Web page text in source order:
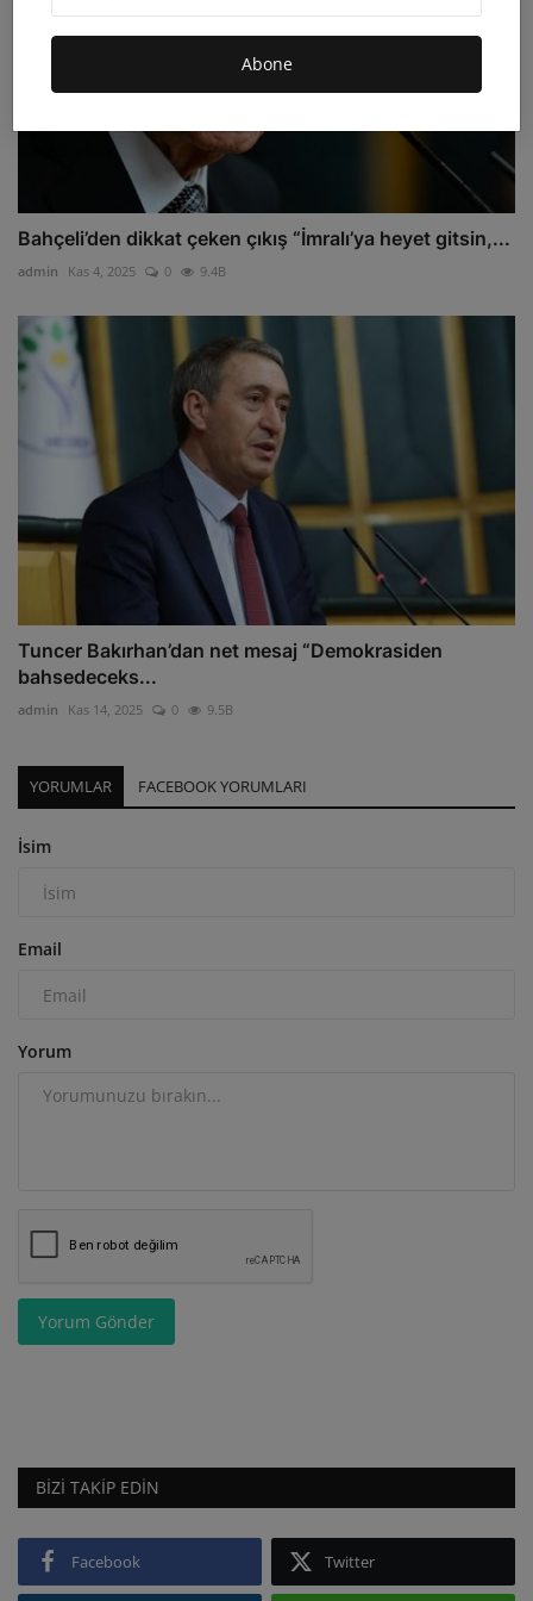
Abone
Bahçeli’den dikkat çeken çıkış “İmralı’ya heyet gitsin,...
admin Kas 4, 2025 0 9.4B
Tuncer Bakırhan’dan net mesaj “Demokrasiden
bahsedeceks...
admin Kas 14, 2025 0 9.5B
YORUMLAR FACEBOOK YORUMLARI
İsim
Email
Yorum
Yorum Gönder
BIZI TAKIP EDIN
Facebook Twitter